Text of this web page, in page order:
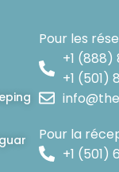
Pour les
+1
+1 (501)
Pour la
+1 (501)